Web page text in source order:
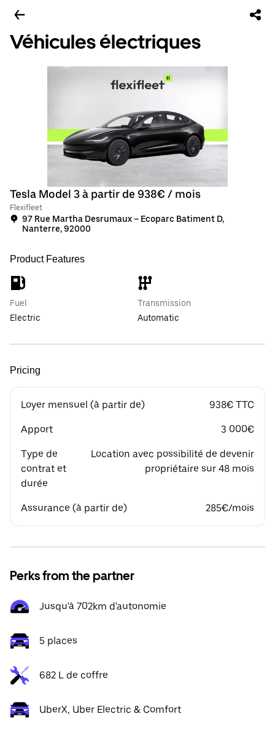
Véhicules électriques
Tesla Model 3 à partir de 938€ / mois
Flexifleet
97 Rue Martha Desrumaux – Ecoparc Batiment D,
Nanterre, 92000
Product Features
Fuel
Electric
Transmission
Automatic
Pricing
Loyer mensuel (à partir de) 938€ TTC
Apport 3 000€
Type de
contrat et
durée
Location avec possibilité de devenir
propriétaire sur 48 mois
Assurance (à partir de) 285€/mois
Perks from the partner
Jusqu'à 702km d'autonomie
5 places
682 L de coffre
UberX, Uber Electric & Comfort